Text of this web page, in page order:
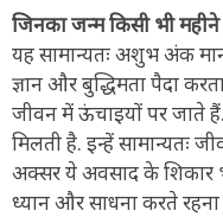
जिनका जन्म किसी भी
यह सामान्यतः अशुभ अंक
ज्ञान और बुद्धिमता पैदा
जीवन में ऊंचाइयों पर जाते
मिलती है. इन्हें सामान्यतः
अक्सर ये अवसाद के शिकार
ध्यान और साधना करते रहना